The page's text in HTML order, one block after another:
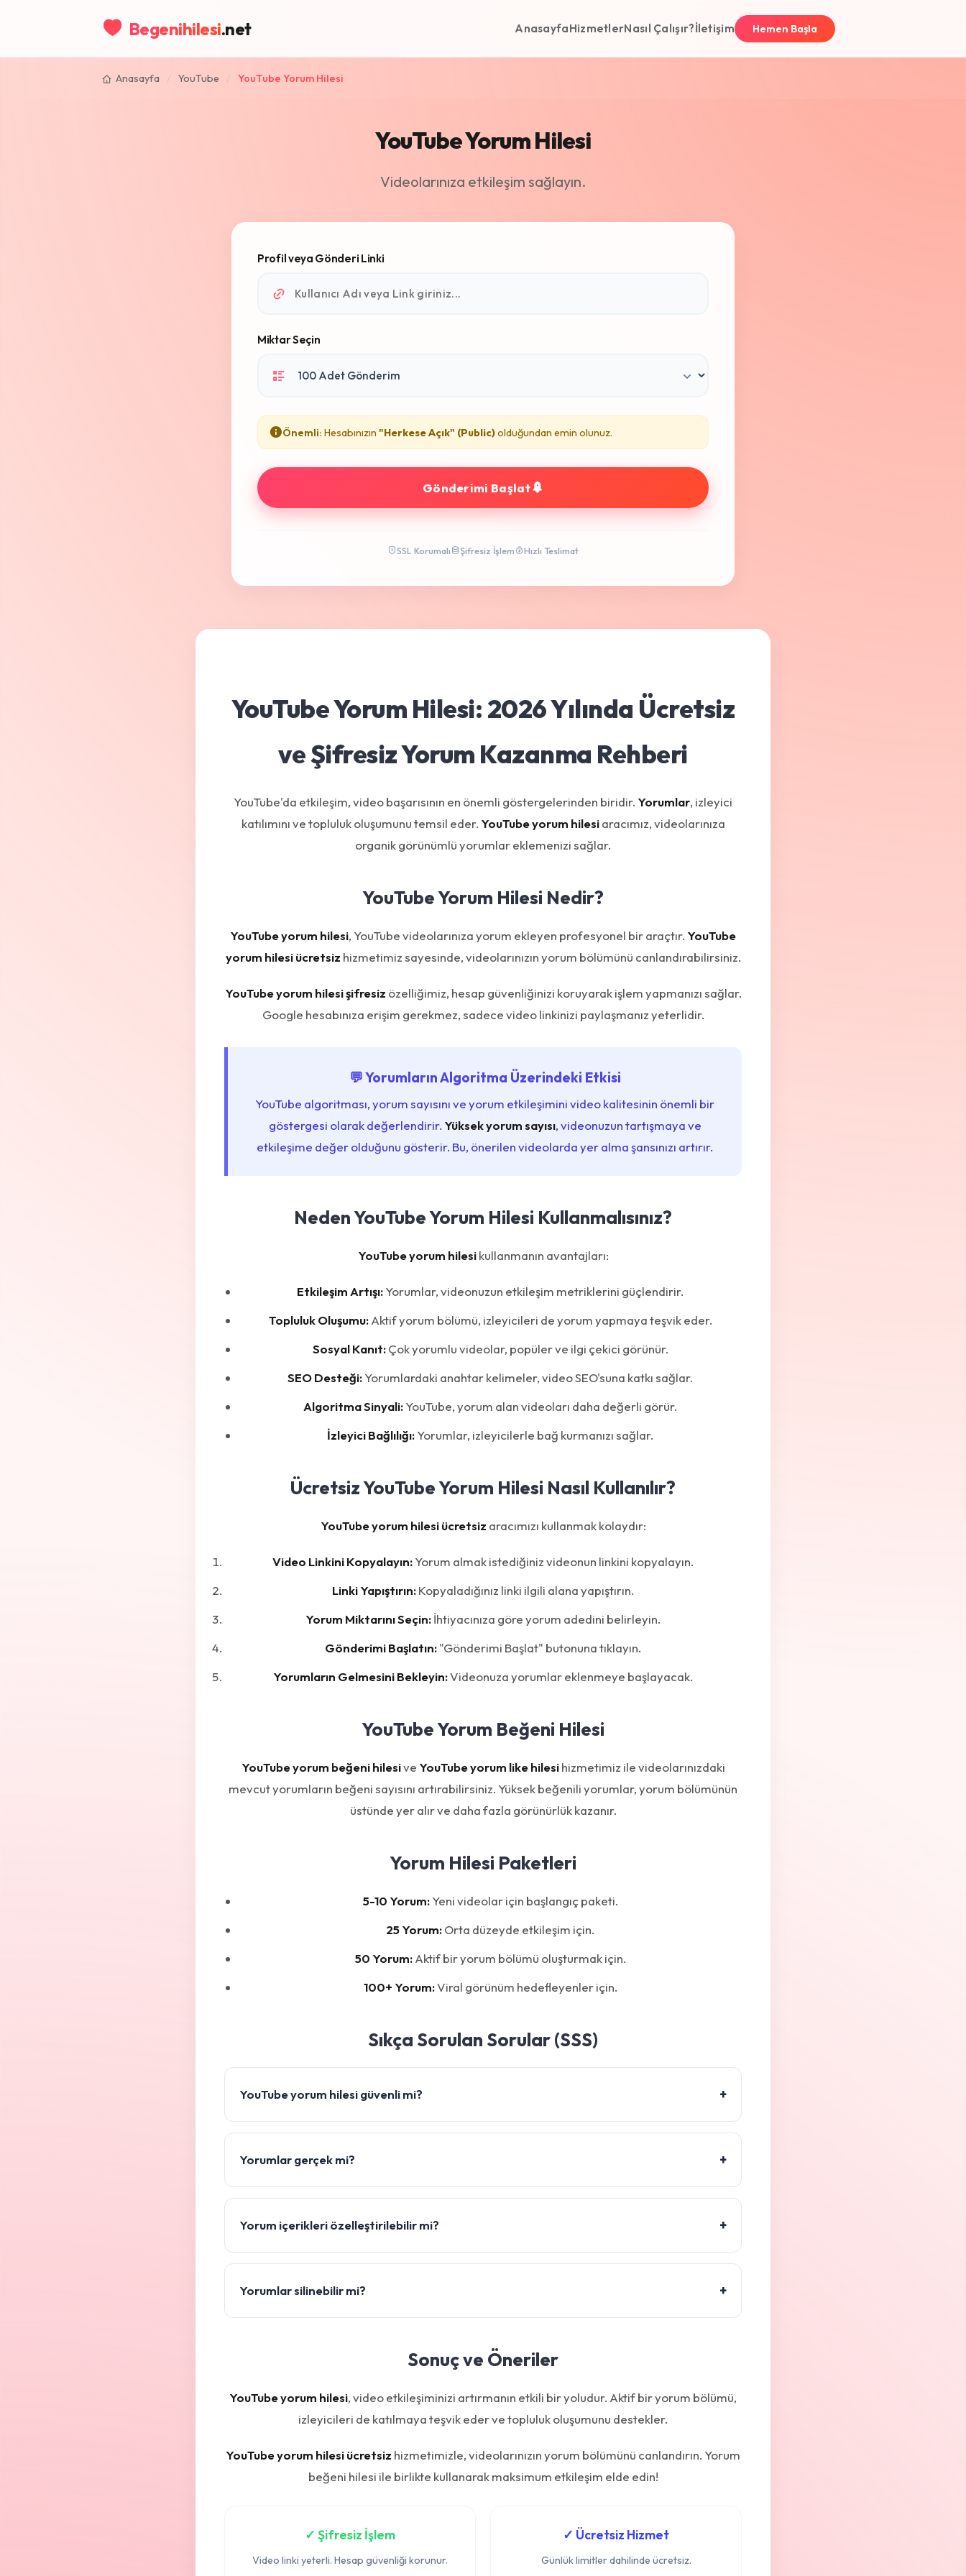
Begenihilesi.net AnasayfaHizmetlerNasıl Çalışır?İletişim Hemen Başla
Anasayfa / YouTube / YouTube Yorum Hilesi
YouTube Yorum Hilesi
Videolarınıza etkileşim sağlayın.
Profil veya Gönderi Linki
Miktar Seçin
Önemli: Hesabınızın "Herkese Açık" (Public)olduğundan emin olunuz.
Gönderimi Başlat
SSL Korumalı Şifresiz İşlem Hızlı Teslimat
YouTube Yorum Hilesi: 2026 Yılında Ücretsiz
ve Şifresiz Yorum Kazanma Rehberi
YouTube'da etkileşim, video başarısının en önemli göstergelerinden biridir. Yorumlar, izleyici
katılımını ve topluluk oluşumunu temsil eder. YouTube yorum hilesiaracımız, videolarınıza
organik görünümlü yorumlar eklemenizi sağlar.
YouTube Yorum Hilesi Nedir?
YouTube yorum hilesi, YouTube videolarınıza yorum ekleyen profesyonel bir araçtır. YouTube
yorum hilesi ücretsiz hizmetimiz sayesinde, videolarınızın yorum bölümünü canlandırabilirsiniz.
YouTube yorum hilesi şifresiz özelliğimiz, hesap güvenliğinizi koruyarak işlem yapmanızı sağlar.
Google hesabınıza erişim gerekmez, sadece video linkinizi paylaşmanız yeterlidir.
💬 Yorumların Algoritma Üzerindeki Etkisi
YouTube algoritması, yorum sayısını ve yorum etkileşimini video kalitesinin önemli bir
göstergesi olarak değerlendirir. Yüksek yorum sayısı, videonuzun tartışmaya ve
etkileşime değer olduğunu gösterir. Bu, önerilen videolarda yer alma şansınızı artırır.
Neden YouTube Yorum Hilesi Kullanmalısınız?
YouTube yorum hilesikullanmanın avantajları:
Etkileşim Artışı:Yorumlar, videonuzun etkileşim metriklerini güçlendirir.
Topluluk Oluşumu:Aktif yorum bölümü, izleyicileri de yorum yapmaya teşvik eder.
Sosyal Kanıt:Çok yorumlu videolar, popüler ve ilgi çekici görünür.
SEO Desteği:Yorumlardaki anahtar kelimeler, video SEO'suna katkı sağlar.
Algoritma Sinyali:YouTube, yorum alan videoları daha değerli görür.
İzleyici Bağlılığı:Yorumlar, izleyicilerle bağ kurmanızı sağlar.
Ücretsiz YouTube Yorum Hilesi Nasıl Kullanılır?
YouTube yorum hilesi ücretsiz aracımızı kullanmak kolaydır:
Video Linkini Kopyalayın:Yorum almak istediğiniz videonun linkini kopyalayın.
Linki Yapıştırın:Kopyaladığınız linki ilgili alana yapıştırın.
Yorum Miktarını Seçin:İhtiyacınıza göre yorum adedini belirleyin.
Gönderimi Başlatın:"Gönderimi Başlat" butonuna tıklayın.
Yorumların Gelmesini Bekleyin:Videonuza yorumlar eklenmeye başlayacak.
YouTube Yorum Beğeni Hilesi
YouTube yorum beğeni hilesive YouTube yorum like hilesihizmetimiz ile videolarınızdaki
mevcut yorumların beğeni sayısını artırabilirsiniz. Yüksek beğenili yorumlar, yorum bölümünün
üstünde yer alır ve daha fazla görünürlük kazanır.
Yorum Hilesi Paketleri
5-10 Yorum:Yeni videolar için başlangıç paketi.
25 Yorum:Orta düzeyde etkileşim için.
50 Yorum:Aktif bir yorum bölümü oluşturmak için.
100+ Yorum:Viral görünüm hedefleyenler için.
Sıkça Sorulan Sorular (SSS)
YouTube yorum hilesi güvenli mi? +
Yorumlar gerçek mi? +
Yorum içerikleri özelleştirilebilir mi? +
Yorumlar silinebilir mi? +
Sonuç ve Öneriler
YouTube yorum hilesi, video etkileşiminizi artırmanın etkili bir yoludur. Aktif bir yorum bölümü,
izleyicileri de katılmaya teşvik eder ve topluluk oluşumunu destekler.
YouTube yorum hilesi ücretsiz hizmetimizle, videolarınızın yorum bölümünü canlandırın. Yorum
beğeni hilesi ile birlikte kullanarak maksimum etkileşim elde edin!
✓ Şifresiz İşlem
Video linki yeterli. Hesap güvenliği korunur.
✓ Ücretsiz Hizmet
Günlük limitler dahilinde ücretsiz.